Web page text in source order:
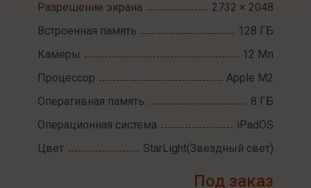
Разрешение экрана
2732 × 2048
Встроенная память
128 ГБ
Камеры
12 Мп
Процессор
Apple M2
Оперативная память
8 ГБ
Операционная система
iPadOS
Цвет
StarLight(Звездный свет)
Под заказ